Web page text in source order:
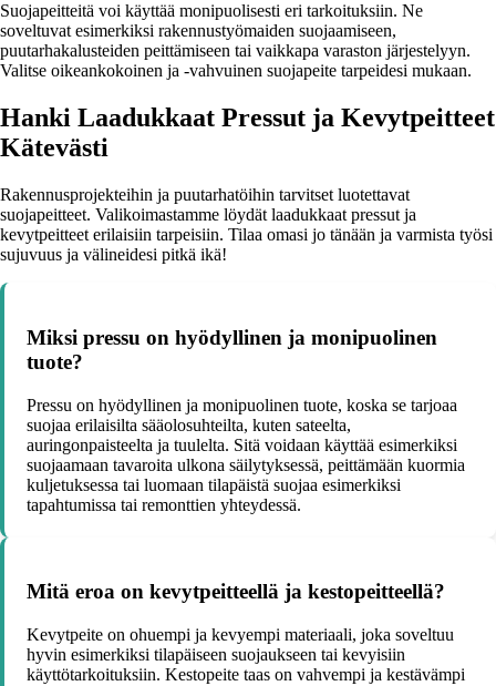
Suojapeitteitä voi käyttää monipuolisesti eri tarkoituksiin. Ne
soveltuvat esimerkiksi rakennustyömaiden suojaamiseen,
puutarhakalusteiden peittämiseen tai vaikkapa varaston järjestelyyn.
Valitse oikeankokoinen ja -vahvuinen suojapeite tarpeidesi mukaan.
Hanki Laadukkaat Pressut ja Kevytpeitteet
Kätevästi
Rakennusprojekteihin ja puutarhatöihin tarvitset luotettavat
suojapeitteet. Valikoimastamme löydät laadukkaat pressut ja
kevytpeitteet erilaisiin tarpeisiin. Tilaa omasi jo tänään ja varmista työsi
sujuvuus ja välineidesi pitkä ikä!
Miksi pressu on hyödyllinen ja monipuolinen
tuote?
Pressu on hyödyllinen ja monipuolinen tuote, koska se tarjoaa
suojaa erilaisilta sääolosuhteilta, kuten sateelta,
auringonpaisteelta ja tuulelta. Sitä voidaan käyttää esimerkiksi
suojaamaan tavaroita ulkona säilytyksessä, peittämään kuormia
kuljetuksessa tai luomaan tilapäistä suojaa esimerkiksi
tapahtumissa tai remonttien yhteydessä.
Mitä eroa on kevytpeitteellä ja kestopeitteellä?
Kevytpeite on ohuempi ja kevyempi materiaali, joka soveltuu
hyvin esimerkiksi tilapäiseen suojaukseen tai kevyisiin
käyttötarkoituksiin. Kestopeite taas on vahvempi ja kestävämpi